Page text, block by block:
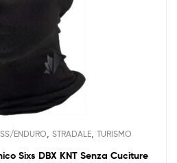
ENDURO STRADALE TURISMO
Sixs DBX KNT Senza Cuciture